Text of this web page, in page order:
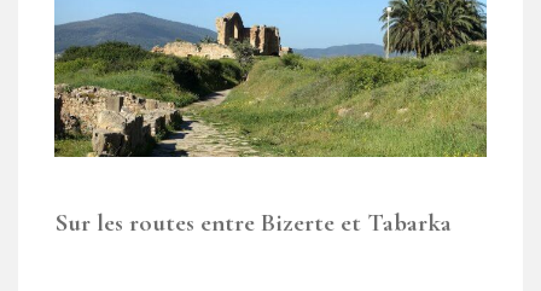
Sur les routes entre Bizerte et Tabarka